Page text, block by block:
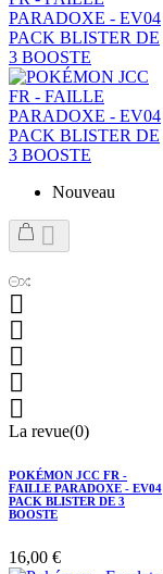
Nouveau






La revue(0)
POKÉMON JCC FR -
FAILLE PARADOXE - EV04
PACK BLISTER DE 3
BOOSTE
16,00 €